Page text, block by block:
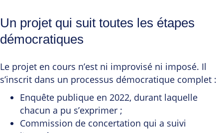
Un projet qui suit toutes les étapes
démocratiques
Le projet en cours n’est ni improvisé ni imposé. Il
s’inscrit dans un processus démocratique complet :
Enquête publique en 2022, durant laquelle
chacun a pu s’exprimer ;
Commission de concertation qui a suivi